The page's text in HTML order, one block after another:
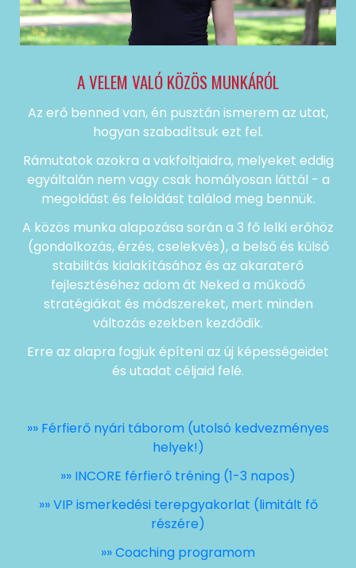
A VELEM VALÓ KÖZÖS MUNKÁRÓL
Az erő benned van, én pusztán ismerem az utat,
hogyan szabadítsuk ezt fel.
Rámutatok azokra a vakfoltjaidra, melyeket eddig
egyáltalán nem vagy csak homályosan láttál - a
megoldást és feloldást találod meg bennük.
A közös munka alapozása során a 3 fő lelki erőhöz
(gondolkozás, érzés, cselekvés), a belső és külső
stabilitás kialakításához és az akaraterő
fejlesztéséhez adom át Neked a működő
stratégiákat és módszereket, mert minden
változás ezekben kezdődik.
Erre az alapra fogjuk építeni az új képességeidet
és utadat céljaid felé.
»» Férfierő nyári táborom (utolsó kedvezményes
helyek!)
»» INCORE férfierő tréning (1-3 napos)
»» VIP ismerkedési terepgyakorlat (limitált fő
részére)
»» Coaching programom